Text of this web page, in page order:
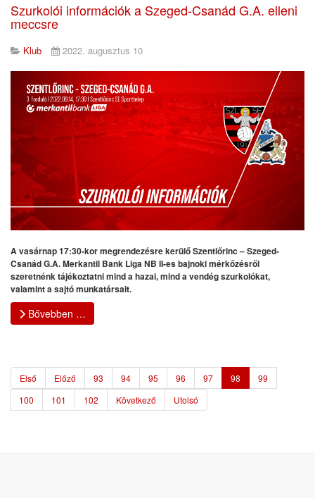
Szurkolói információk a Szeged-Csanád G.A. elleni
meccsre
Klub 2022. augusztus 10
A vasárnap 17:30-kor megrendezésre kerülő Szentlőrinc – Szeged-
Csanád G.A. Merkantil Bank Liga NB II-es bajnoki mérkőzésről
szeretnénk tájékoztatni mind a hazai, mind a vendég szurkolókat,
valamint a sajtó munkatársait.
Bővebben …
Első Előző 93 94 95 96 97 98
99
100
101 102 Következő Utolsó